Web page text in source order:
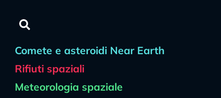
Comete e asteroidi Near Earth
Rifiuti spaziali
Meteorologia spaziale